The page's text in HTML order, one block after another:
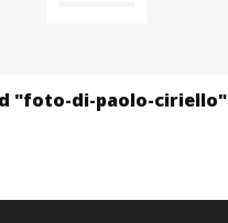
"foto-di-paolo-ciriello"